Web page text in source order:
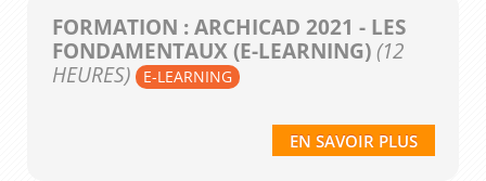
FORMATION : ARCHICAD 2021 - LES
FONDAMENTAUX (E-LEARNING)(12
HEURES)
E-LEARNING
EN SAVOIR PLUS